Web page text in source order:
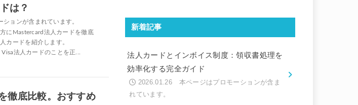
は？
にMastercard法人カードを徹底
カードを紹介します。
法人カードのことを正...
徹底比較。おすすめ
新着記事
法人カードとインボイス制度：領収書処理を
効率化する完全ガイド
2026.01.26